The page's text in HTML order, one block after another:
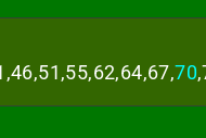
51,55,62,64,67,70